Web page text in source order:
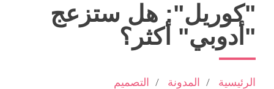
"كوريل": هل ستزعج
"أدوبي" أكثر؟
الرئيسية المدونة
التصميم